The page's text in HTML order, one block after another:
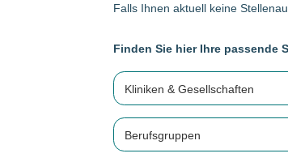
Falls Ihnen aktuell keine
Finden Sie hier Ihre passende
Kliniken & Gesellschaften
Berufsgruppen